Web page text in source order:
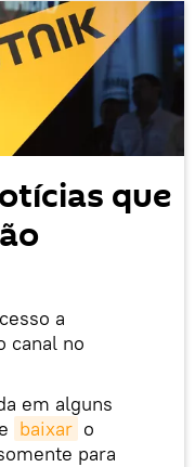
que
a
canal no
em alguns
baixar o
para